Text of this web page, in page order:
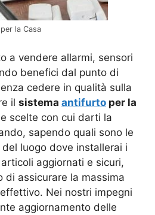
la Casa
a vendere allarmi, sensori
benefici dal punto di
cedere in qualità sulla
il sistema antifurto per la
scelte con cui darti la
sapendo quali sono le
luogo dove installerai i
aggiornati e sicuri,
di assicurare la massima
Nei nostri impegni
aggiornamento delle